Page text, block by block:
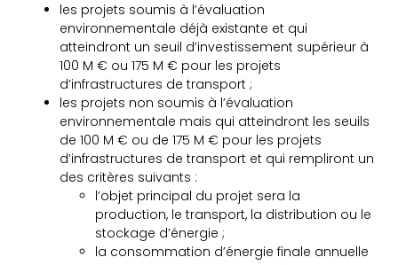
les projets soumis à l’évaluation
environnementale déjà existante et qui
atteindront un seuil d’investissement supérieur à
100 M € ou 175 M € pour les projets
d’infrastructures de transport ;
les projets non soumis à l’évaluation
environnementale mais qui atteindront les seuils
de 100 M € ou de 175 M € pour les projets
d’infrastructures de transport et qui rempliront un
des critères suivants :
l’objet principal du projet sera la
production, le transport, la distribution ou le
stockage d’énergie ;
la consommation d’énergie finale annuelle